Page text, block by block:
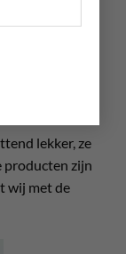
lekker, ze
producten zijn
wij met de